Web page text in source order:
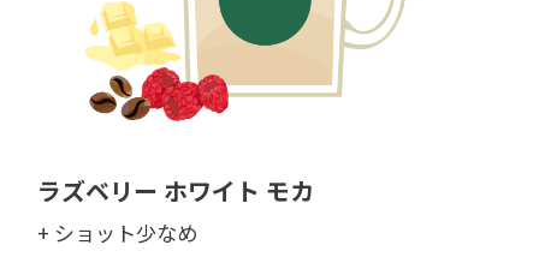
ラズベリー ホワイト モカ
+ ショット少なめ